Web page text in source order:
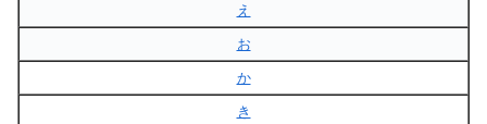
え
お
か
き